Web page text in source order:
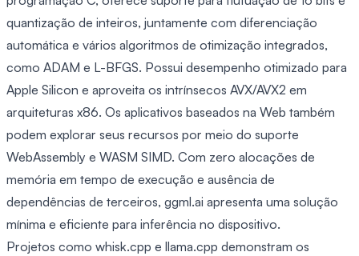
quantização de inteiros, juntamente com diferenciação
automática e vários algoritmos de otimização integrados,
como ADAM e L-BFGS. Possui desempenho otimizado para
Apple Silicon e aproveita os intrínsecos AVX/AVX2 em
arquiteturas x86. Os aplicativos baseados na Web também
podem explorar seus recursos por meio do suporte
WebAssembly e WASM SIMD. Com zero alocações de
memória em tempo de execução e ausência de
dependências de terceiros, ggml.ai apresenta uma solução
mínima e eficiente para inferência no dispositivo.
Projetos como whisk.cpp e llama.cpp demonstram os